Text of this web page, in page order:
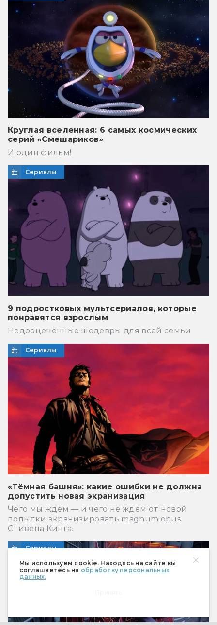
Мы используем cookie. Находясь на сайте вы
соглашаетесь на обработку персональных
данных.
Круглая вселенная: 6 самых космических
серий «Смешариков»
И один фильм!
Сериалы
9 подростковых мультсериалов, которые
понравятся взрослым
Недооценённые шедевры для всей семьи
Сериалы
«Тёмная башня»: какие ошибки не должна
допустить новая экранизация
Чего мы ждём — и чего не ждём от новой
попытки экранизировать magnum opus
Стивена Кинга.
Сериалы